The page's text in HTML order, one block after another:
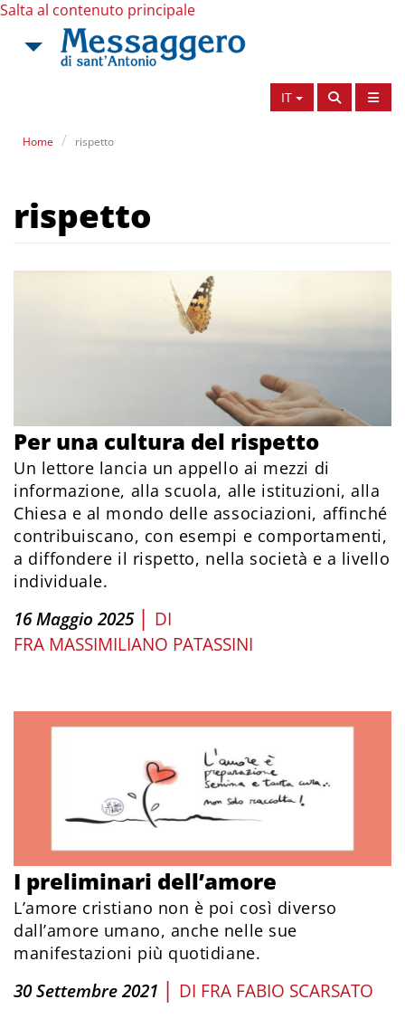
Salta al contenuto principale
IT
Home rispetto
rispetto
Per una cultura del rispetto
Un lettore lancia un appello ai mezzi di
informazione, alla scuola, alle istituzioni, alla
Chiesa e al mondo delle associazioni, affinché
contribuiscano, con esempi e comportamenti,
a diffondere il rispetto, nella società e a livello
individuale.
16 Maggio 2025 | DI
FRA MASSIMILIANO PATASSINI
I preliminari dell’amore
L’amore cristiano non è poi così diverso
dall’amore umano, anche nelle sue
manifestazioni più quotidiane.
30 Settembre 2021 | DI FRA FABIO SCARSATO